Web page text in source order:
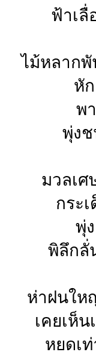
ฟ้าเลื่
ไม้หลากพั
หั
พ
พุ่งช
มวลเ
กระ
พุ่
พิลึกลั่
ห่าฝนให
เคยเห็
หยดเ